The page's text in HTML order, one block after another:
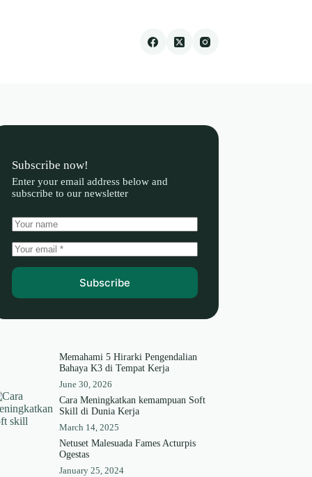
Subscribe now!
Enter your email address below and
subscribe to our newsletter
Subscribe
Memahami 5 Hirarki Pengendalian
Bahaya K3 di Tempat Kerja
June 30, 2026
Cara Meningkatkan kemampuan Soft
Skill di Dunia Kerja
March 14, 2025
Netuset Malesuada Fames Acturpis
Ogestas
January 25, 2024